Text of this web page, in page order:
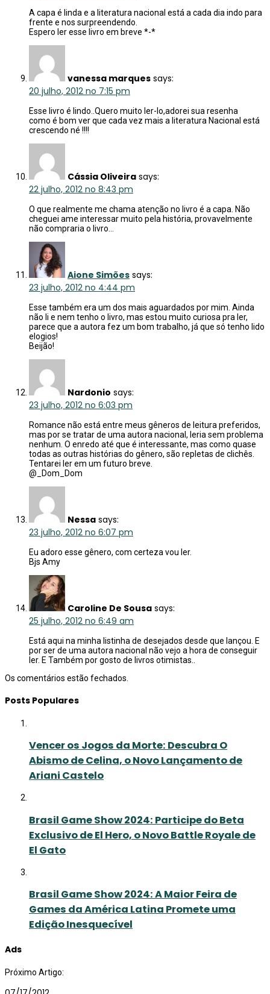
A capa é linda e a literatura nacional está a cada dia indo para
frente e nos surpreendendo.
Espero ler esse livro em breve *-*
vanessa marques says:
20 julho, 2012 no 7:15 pm
Esse livro é lindo..Quero muito ler-lo,adorei sua resenha
como é bom ver que cada vez mais a literatura Nacional está
crescendo né !!!!
Cássia Oliveira says:
22 julho, 2012 no 8:43 pm
O que realmente me chama atenção no livro é a capa. Não
cheguei ame interessar muito pela história, provavelmente
não compraria o livro…
Aione Simões says:
23 julho, 2012 no 4:44 pm
Esse também era um dos mais aguardados por mim. Ainda
não li e nem tenho o livro, mas estou muito curiosa pra ler,
parece que a autora fez um bom trabalho, já que só tenho lido
elogios!
Beijão!
Nardonio says:
23 julho, 2012 no 6:03 pm
Romance não está entre meus gêneros de leitura preferidos,
mas por se tratar de uma autora nacional, leria sem problema
nenhum. O enredo até que é interessante, mas como quase
todas as outras histórias do gênero, são repletas de clichês.
Tentarei ler em um futuro breve.
@_Dom_Dom
Nessa says:
23 julho, 2012 no 6:07 pm
Eu adoro esse gênero, com certeza vou ler.
Bjs Amy
Caroline De Sousa says:
25 julho, 2012 no 6:49 am
Está aqui na minha listinha de desejados desde que lançou. E
por ser de uma autora nacional não vejo a hora de conseguir
ler. E Também por gosto de livros otimistas..
Os comentários estão fechados.
Posts Populares
Vencer os Jogos da Morte: Descubra O
Abismo de Celina, o Novo Lançamento de
Ariani Castelo
Brasil Game Show 2024: Participe do Beta
Exclusivo de El Hero, o Novo Battle Royale de
El Gato
Brasil Game Show 2024: A Maior Feira de
Games da América Latina Promete uma
Edição Inesquecível
Ads
Próximo Artigo: